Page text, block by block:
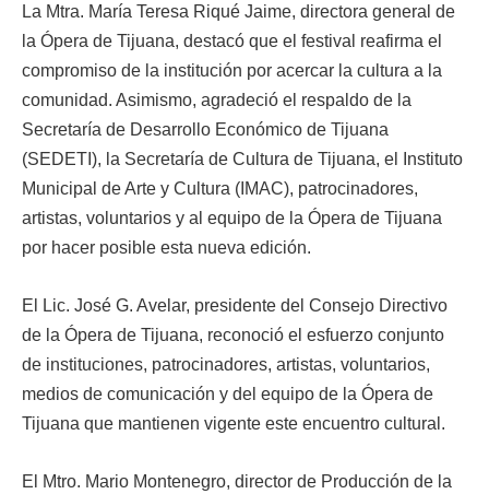
La Mtra. María Teresa Riqué Jaime, directora general de
la Ópera de Tijuana, destacó que el festival reafirma el
compromiso de la institución por acercar la cultura a la
comunidad. Asimismo, agradeció el respaldo de la
Secretaría de Desarrollo Económico de Tijuana
(SEDETI), la Secretaría de Cultura de Tijuana, el Instituto
Municipal de Arte y Cultura (IMAC), patrocinadores,
artistas, voluntarios y al equipo de la Ópera de Tijuana
por hacer posible esta nueva edición.
El Lic. José G. Avelar, presidente del Consejo Directivo
de la Ópera de Tijuana, reconoció el esfuerzo conjunto
de instituciones, patrocinadores, artistas, voluntarios,
medios de comunicación y del equipo de la Ópera de
Tijuana que mantienen vigente este encuentro cultural.
El Mtro. Mario Montenegro, director de Producción de la